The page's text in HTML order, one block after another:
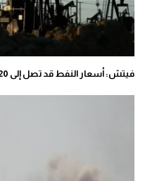
فيتش: أسعار النفط قد تصل إلى 120 دولارا ​​إذا استمر إغلاق مضيق هرمز